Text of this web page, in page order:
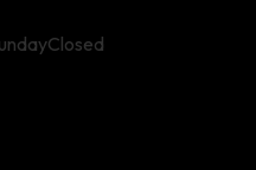
Closed